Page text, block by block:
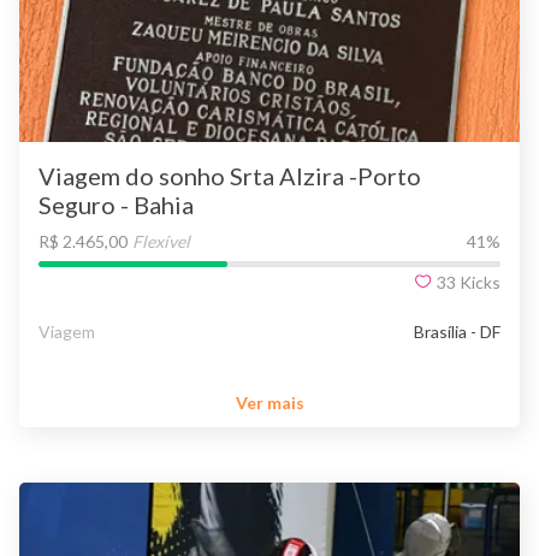
Viagem do sonho Srta Alzira -Porto
Seguro - Bahia
R$ 2.465,00 Flexível 41 %
33 Kicks
Viagem Brasília - DF
Ver mais